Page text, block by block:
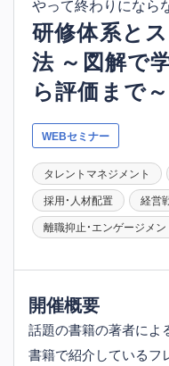
やって終わりになら
研修体系と
法 ～図解で
ら評価まで～
WEBセミナー
タレントマネジメント
採用・人材配置
経営
離職抑止・エンゲージメ
開催概要
話題の書籍の著者によ
書籍で紹介しているフ